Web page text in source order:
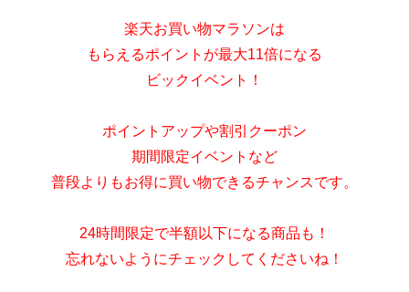
楽天お買い物マラソンは
もらえるポイントが最大11倍になる
ビックイベント！
ポイントアップや割引クーポン
期間限定イベントなど
普段よりもお得に買い物できるチャンスです。
24時間限定で半額以下になる商品も！
忘れないようにチェックしてくださいね！